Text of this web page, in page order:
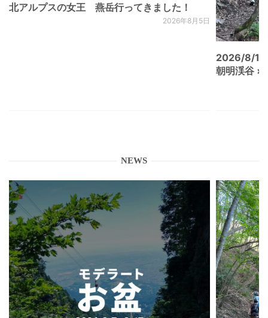
北アルプスの女王 燕岳行ってきました！
2026年8月5日
2026/8/
朝明渓谷 ×
NEWS